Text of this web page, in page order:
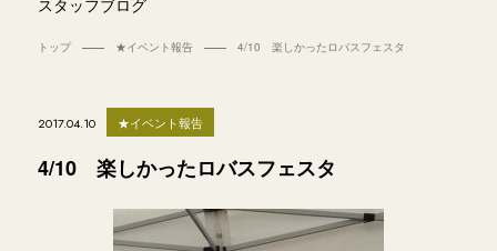
スタッフブログ
トップ ★イベント報告 4/10 楽しかったロバスフェスタ
2017.04.10 ★イベント報告
4/10 楽しかったロバスフェスタ